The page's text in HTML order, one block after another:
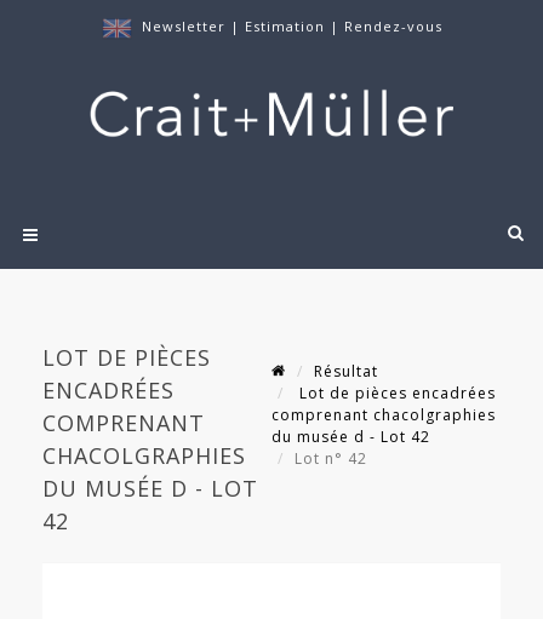
Newsletter | Estimation | Rendez-vous
LOT DE PIÈCES
ENCADRÉES
COMPRENANT
CHACOLGRAPHIES
DU MUSÉE D - LOT
42
Résultat
Lot de pièces encadrées
comprenant chacolgraphies
du musée d - Lot 42
Lot n° 42